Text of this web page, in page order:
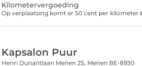
Kilometervergoeding
Op verplaatsing komt er 50 cent per kilometer
Kapsalon Puur
Henri Dunantlaan Menen 25, Menen BE-8930